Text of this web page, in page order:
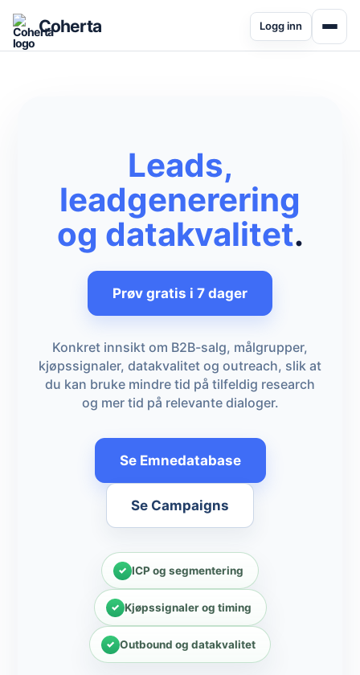
Coherta Logg inn
Leads,
leadgenerering
og datakvalitet.
Prøv gratis i 7 dager
Konkret innsikt om B2B-salg, målgrupper,
kjøpssignaler, datakvalitet og outreach, slik at
du kan bruke mindre tid på tilfeldig research
og mer tid på relevante dialoger.
Se Emnedatabase
Se Campaigns
ICP og segmentering
Kjøpssignaler og timing
Outbound og datakvalitet